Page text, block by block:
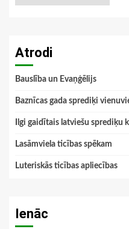
Atrodi
Bauslība un Evaņģēlijs
Baznīcas gada sprediķi
Ilgi gaidītais latviešu sprediķu
Lasāmviela ticības spēkam
Luteriskās ticības apliecības
Ienāc